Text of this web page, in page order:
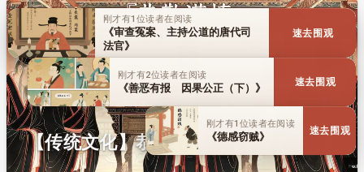
【传统文化】恭敬谨慎
刚才有1位读者在阅读
《审查冤案、主持公道的唐代司
法官》
速去围观
刚才有2位读者在阅读
《善恶有报 因果公正（下）》 速去围观
刚才有1位读者在阅读
《德感窃贼》 速去围观